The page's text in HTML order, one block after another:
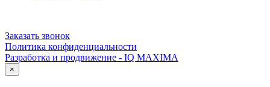
Заказать звонок
Политика конфиденциальности
Разработка и продвижение - IQ MAXIMA
×